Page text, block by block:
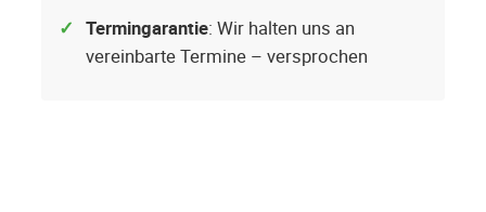
Termingarantie: Wir halten uns an
vereinbarte Termine – versprochen